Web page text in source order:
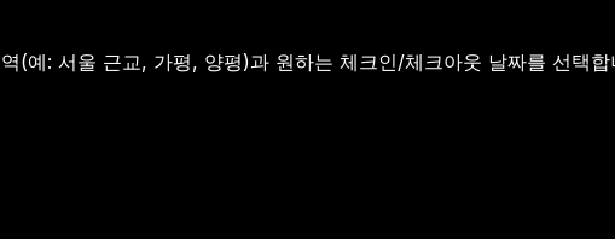
(예: 서울 근교, 가평, 양평)과 원하는 체크인/체크아웃 날짜를 선택